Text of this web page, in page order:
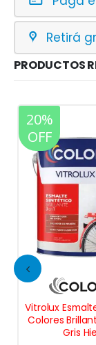
Retirá
PRODUCTOS
20%
OFF
Vitrolux
Colores
Gris